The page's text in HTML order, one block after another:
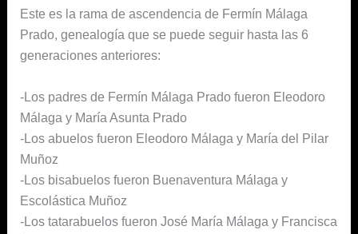
Este es la rama de ascendencia de Fermín Málaga
Prado, genealogía que se puede seguir hasta las 6
generaciones anteriores:
-Los padres de Fermín Málaga Prado fueron Eleodoro
Málaga y María Asunta Prado
-Los abuelos fueron Eleodoro Málaga y María del Pilar
Muñoz
-Los bisabuelos fueron Buenaventura Málaga y
Escolástica Muñoz
-Los tatarabuelos fueron José María Málaga y Francisca